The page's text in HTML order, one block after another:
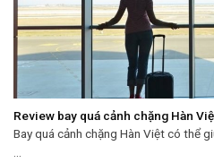
Review bay quá cảnh chặng Hàn
Bay quá cảnh chặng Hàn Việt có thể
...